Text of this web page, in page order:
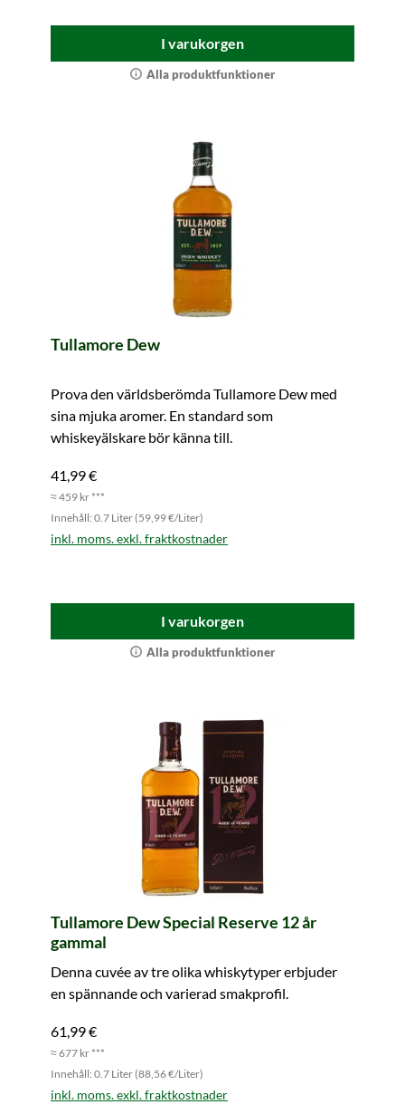
I varukorgen
Alla produktfunktioner
Tullamore Dew
Prova den världsberömda Tullamore Dew med
sina mjuka aromer. En standard som
whiskeyälskare bör känna till.
41,99 €
≈ 459 kr ***
Innehåll: 0.7 Liter (59,99 €/Liter)
inkl. moms. exkl. fraktkostnader
I varukorgen
Alla produktfunktioner
Tullamore Dew Special Reserve 12 år
gammal
Denna cuvée av tre olika whiskytyper erbjuder
en spännande och varierad smakprofil.
61,99 €
≈ 677 kr ***
Innehåll: 0.7 Liter (88,56 €/Liter)
inkl. moms. exkl. fraktkostnader